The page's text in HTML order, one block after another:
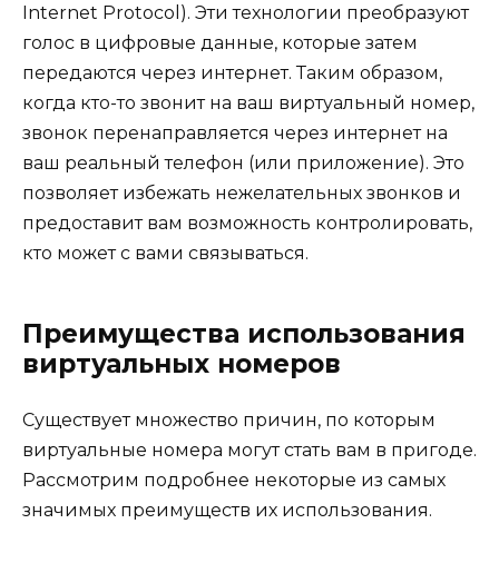
Internet Protocol). Эти технологии преобразуют
голос в цифровые данные, которые затем
передаются через интернет. Таким образом,
когда кто-то звонит на ваш виртуальный номер,
звонок перенаправляется через интернет на
ваш реальный телефон (или приложение). Это
позволяет избежать нежелательных звонков и
предоставит вам возможность контролировать,
кто может с вами связываться.
Преимущества использования
виртуальных номеров
Существует множество причин, по которым
виртуальные номера могут стать вам в пригоде.
Рассмотрим подробнее некоторые из самых
значимых преимуществ их использования.